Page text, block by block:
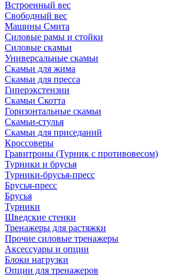
Встроенный вес
Свободный вес
Машины Смита
Силовые рамы и стойки
Силовые скамьи
Универсальные скамьи
Скамьи для жима
Скамьи для пресса
Гиперэкстензии
Скамьи Скотта
Горизонтальные скамьи
Скамьи-стулья
Скамьи для приседаний
Кроссоверы
Гравитроны (Турник с противовесом)
Турники и брусья
Турники-брусья-пресс
Брусья-пресс
Брусья
Турники
Шведские стенки
Тренажеры для растяжки
Прочие силовые тренажеры
Аксессуары и опции
Блоки нагрузки
Опции для тренажеров